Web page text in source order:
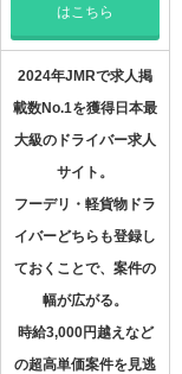
はこちら
2024年JMRで求人掲
載数No.1を獲得日本最
大級のドライバー求人
サイト。
フーデリ・軽貨物ドラ
イバーどちらも登録し
ておくことで、案件の
幅が広がる。
時給3,000円越えなど
の超高単価案件を見逃